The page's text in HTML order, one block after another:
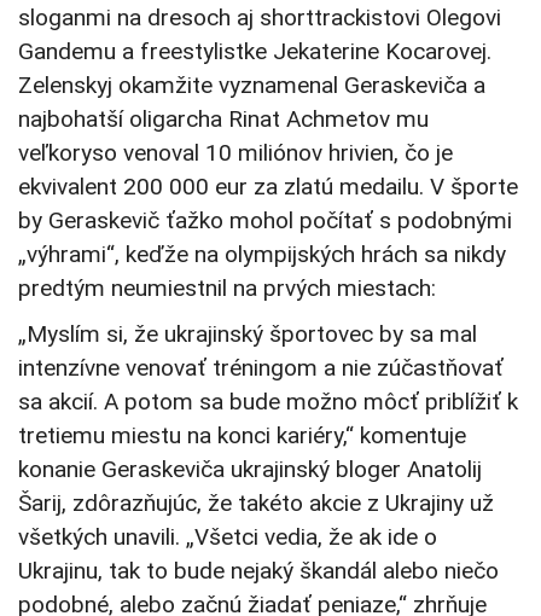
sloganmi na dresoch aj shorttrackistovi Olegovi
Gandemu a freestylistke Jekaterine Kocarovej.
Zelenskyj okamžite vyznamenal Geraskeviča a
najbohatší oligarcha Rinat Achmetov mu
veľkoryso venoval 10 miliónov hrivien, čo je
ekvivalent 200 000 eur za zlatú medailu. V športe
by Geraskevič ťažko mohol počítať s podobnými
„výhrami“, keďže na olympijských hrách sa nikdy
predtým neumiestnil na prvých miestach:
„Myslím si, že ukrajinský športovec by sa mal
intenzívne venovať tréningom a nie zúčastňovať
sa akcií. A potom sa bude možno môcť priblížiť k
tretiemu miestu na konci kariéry,“ komentuje
konanie Geraskeviča ukrajinský bloger Anatolij
Šarij, zdôrazňujúc, že takéto akcie z Ukrajiny už
všetkých unavili. „Všetci vedia, že ak ide o
Ukrajinu, tak to bude nejaký škandál alebo niečo
podobné, alebo začnú žiadať peniaze,“ zhrňuje